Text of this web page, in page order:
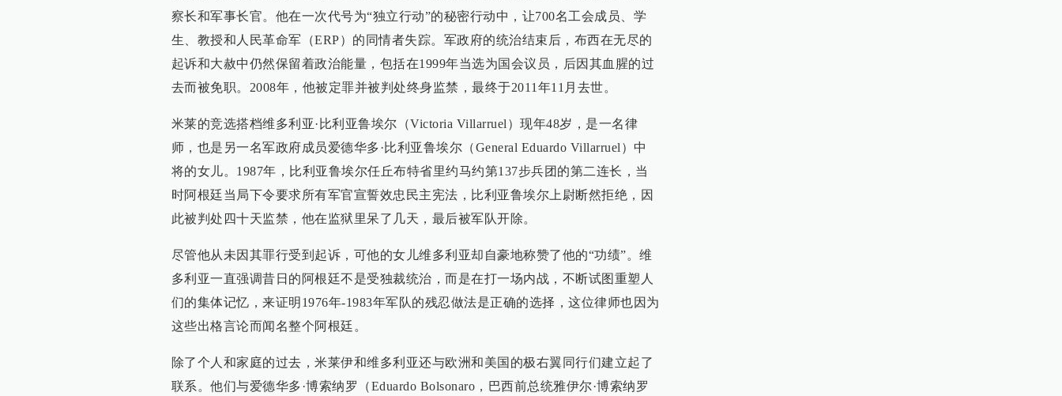
察长和军事长官。他在一次代号为“独立行动”的秘密行动中，让700名工会成员、学
生、教授和人民革命军（ERP）的同情者失踪。军政府的统治结束后，布西在无尽的
起诉和大赦中仍然保留着政治能量，包括在1999年当选为国会议员，后因其血腥的过
去而被免职。2008年，他被定罪并被判处终身监禁，最终于2011年11月去世。
米莱的竞选搭档维多利亚·比利亚鲁埃尔（Victoria Villarruel）现年48岁，是一名律
师，也是另一名军政府成员爱德华多·比利亚鲁埃尔（General Eduardo Villarruel）中
将的女儿。1987年，比利亚鲁埃尔任丘布特省里约马约第137步兵团的第二连长，当
时阿根廷当局下令要求所有军官宣誓效忠民主宪法，比利亚鲁埃尔上尉断然拒绝，因
此被判处四十天监禁，他在监狱里呆了几天，最后被军队开除。
尽管他从未因其罪行受到起诉，可他的女儿维多利亚却自豪地称赞了他的“功绩”。维
多利亚一直强调昔日的阿根廷不是受独裁统治，而是在打一场内战，不断试图重塑人
们的集体记忆，来证明1976年-1983年军队的残忍做法是正确的选择，这位律师也因为
这些出格言论而闻名整个阿根廷。
除了个人和家庭的过去，米莱伊和维多利亚还与欧洲和美国的极右翼同行们建立起了
联系。他们与爱德华多·博索纳罗（Eduardo Bolsonaro，巴西前总统雅伊尔·博索纳罗